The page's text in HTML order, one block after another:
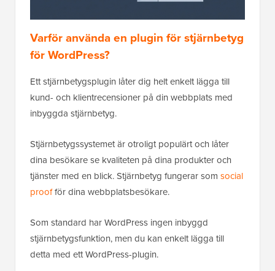
Varför använda en plugin för stjärnbetyg
för WordPress?
Ett stjärnbetygsplugin låter dig helt enkelt lägga till
kund- och klientrecensioner på din webbplats med
inbyggda stjärnbetyg.
Stjärnbetygssystemet är otroligt populärt och låter
dina besökare se kvaliteten på dina produkter och
tjänster med en blick. Stjärnbetyg fungerar som social
proofför dina webbplatsbesökare.
Som standard har WordPress ingen inbyggd
stjärnbetygsfunktion, men du kan enkelt lägga till
detta med ett WordPress-plugin.